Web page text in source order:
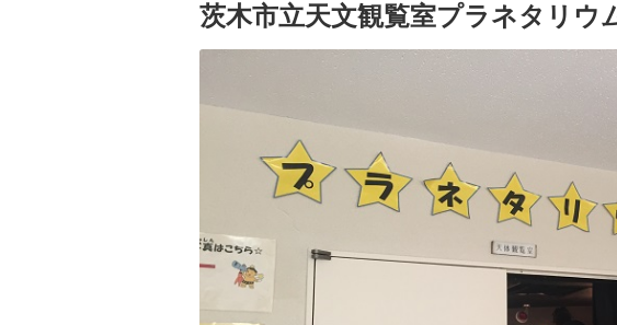
茨木市立天文観覧室プラネタリウ